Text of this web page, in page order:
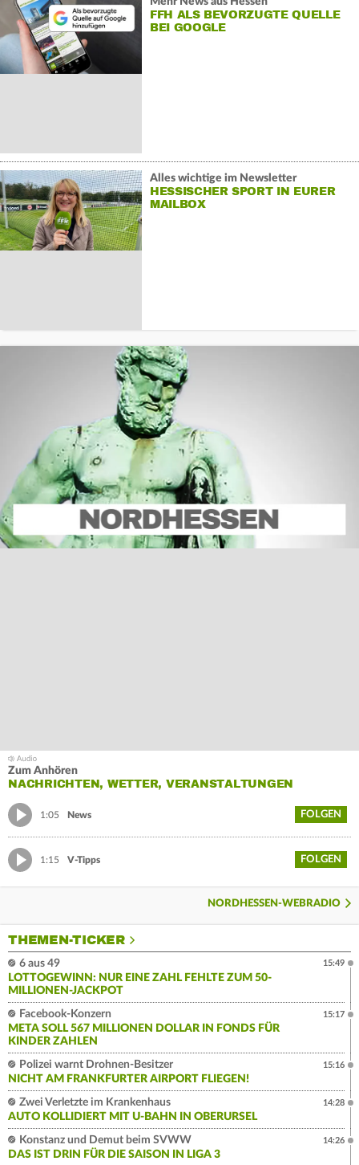
FFH ALS BEVORZUGTE QUELLE
BEI GOOGLE
Alles wichtige im Newsletter
HESSISCHER SPORT IN EURER
MAILBOX
Zum Anhören
NACHRICHTEN, WETTER, VERANSTALTUNGEN
1:05 News FOLGEN
1:15 V-Tipps FOLGEN
NORDHESSEN-WEBRADIO
THEMEN-TICKER
6 aus 49
LOTTOGEWINN: NUR EINE ZAHL FEHLTE ZUM 50-
MILLIONEN-JACKPOT
15:49
Facebook-Konzern
META SOLL 567 MILLIONEN DOLLAR IN FONDS FÜR
KINDER ZAHLEN
15:17
Polizei warnt Drohnen-Besitzer
NICHT AM FRANKFURTER AIRPORT FLIEGEN!
15:16
Zwei Verletzte im Krankenhaus
AUTO KOLLIDIERT MIT U-BAHN IN OBERURSEL
14:28
Konstanz und Demut beim SVWW
DAS IST DRIN FÜR DIE SAISON IN LIGA 3
14:26